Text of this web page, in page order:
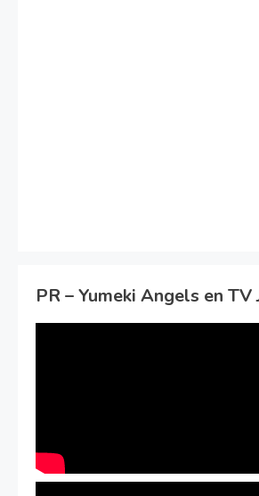
PR – Yumeki Angels en TV